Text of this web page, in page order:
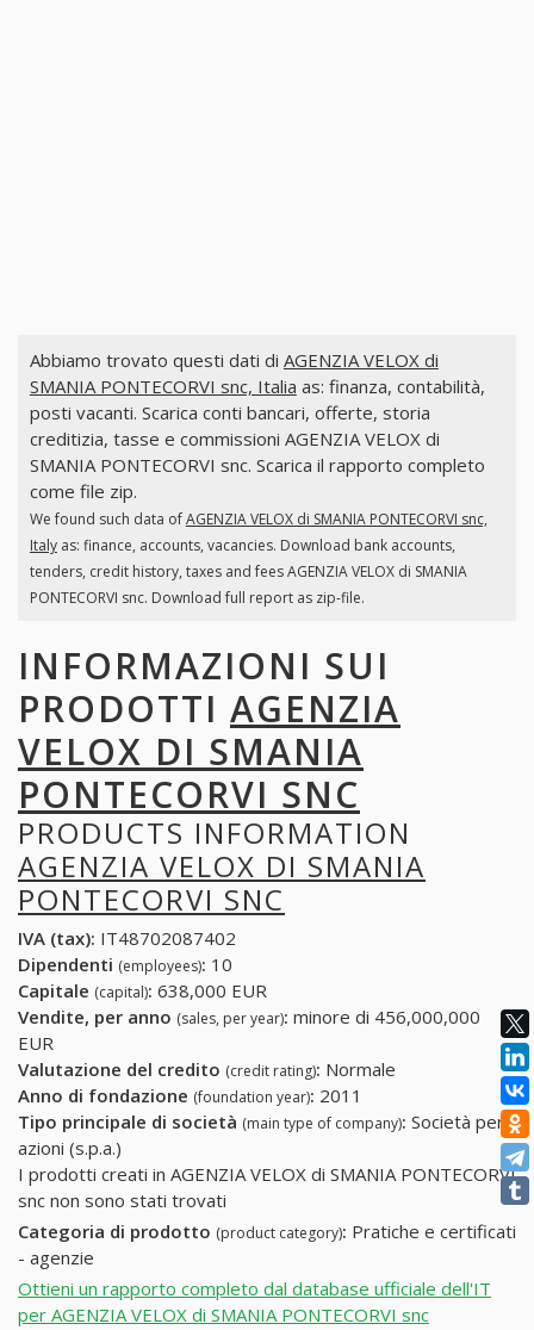
Abbiamo trovato questi dati di AGENZIA VELOX di
SMANIA PONTECORVI snc, Italia as: finanza, contabilità,
posti vacanti. Scarica conti bancari, offerte, storia
creditizia, tasse e commissioni AGENZIA VELOX di
SMANIA PONTECORVI snc. Scarica il rapporto completo
come file zip.
We found such data ofAGENZIA VELOX di SMANIA PONTECORVI snc,
Italyas: finance, accounts, vacancies. Download bank accounts,
tenders, credit history, taxes and fees AGENZIA VELOX di SMANIA
PONTECORVI snc. Download full report as zip-file.
INFORMAZIONI SUI
PRODOTTI AGENZIA
VELOX DI SMANIA
PONTECORVI SNC
PRODUCTS INFORMATION
AGENZIA VELOX DI SMANIA
PONTECORVI SNC
IVA (tax): IT48702087402
Dipendenti (employees): 10
Capitale (capital): 638,000 EUR
Vendite, per anno (sales, per year): minore di 456,000,000
EUR
Valutazione del credito (credit rating): Normale
Anno di fondazione (foundation year): 2011
Tipo principale di società (main type of company): Società per
azioni (s.p.a.)
I prodotti creati in AGENZIA VELOX di SMANIA PONTECORVI
snc non sono stati trovati
Categoria di prodotto (product category): Pratiche e certificati
- agenzie
Ottieni un rapporto completo dal database ufficiale dell'IT
per AGENZIA VELOX di SMANIA PONTECORVI snc